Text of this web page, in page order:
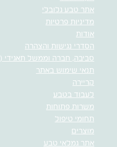
אתר טבע גלובלי
מדיניות פרטיות
אודות
הסדרי נגישות והצהרה
סביבה, חברה וממשל תאגידי (ESG)
תנאי שימוש באתר
קריירה
לעבוד בטבע
משרות פתוחות
תחומי טיפול
מוצרים
אתר גמלאי טבע